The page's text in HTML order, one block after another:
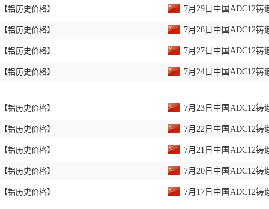
【铝历史价格】
【铝历史价格】
【铝历史价格】
【铝历史价格】
【铝历史价格】
【铝历史价格】
【铝历史价格】
【铝历史价格】
【铝历史价格】
7月29日中国ADC12
7月28日中国ADC12
7月27日中国ADC12
7月24日中国ADC12
7月23日中国ADC12
7月22日中国ADC12
7月21日中国ADC12
7月20日中国ADC12
7月17日中国ADC12